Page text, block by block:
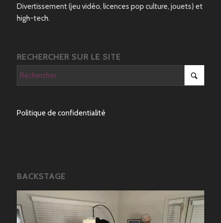
Divertissement (jeu vidéo, licences pop culture, jouets) et
high-tech.
RECHERCHER SUR LE SITE
Politique de confidentialité
BACKSTAGE